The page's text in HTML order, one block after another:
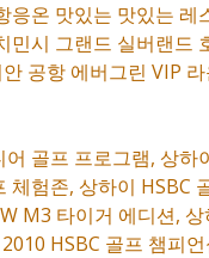
응온 맛있는 맛있는 레
민시 그랜드 실버랜드
공항 에버그린 VIP
골프 프로그램, 상하
체험존, 상하이 HSBC
M3 타이거 에디션,
HSBC 골프 챔피언